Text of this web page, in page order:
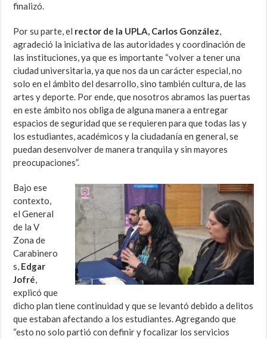
finalizó.
Por su parte, el rector de la UPLA, Carlos González,
agradeció la iniciativa de las autoridades y coordinación de
las instituciones, ya que es importante “volver a tener una
ciudad universitaria, ya que nos da un carácter especial, no
solo en el ámbito del desarrollo, sino también cultura, de las
artes y deporte. Por ende, que nosotros abramos las puertas
en este ámbito nos obliga de alguna manera a entregar
espacios de seguridad que se requieren para que todas las y
los estudiantes, académicos y la ciudadanía en general, se
puedan desenvolver de manera tranquila y sin mayores
preocupaciones”.
Bajo ese
contexto,
el General
de la V
Zona de
Carabinero
s, Edgar
Jofré,
explicó que
dicho plan tiene continuidad y que se levantó debido a delitos
que estaban afectando a los estudiantes. Agregando que
“esto no solo partió con definir y focalizar los servicios